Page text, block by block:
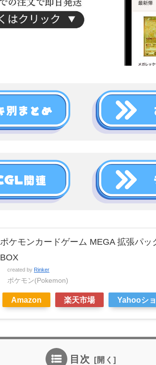
ポケモンカードゲーム MEGA 拡張パッ
BOX
created by Rinker
ポケモン(Pokemon)
Amazon 楽天市場 Yahooシ
目次